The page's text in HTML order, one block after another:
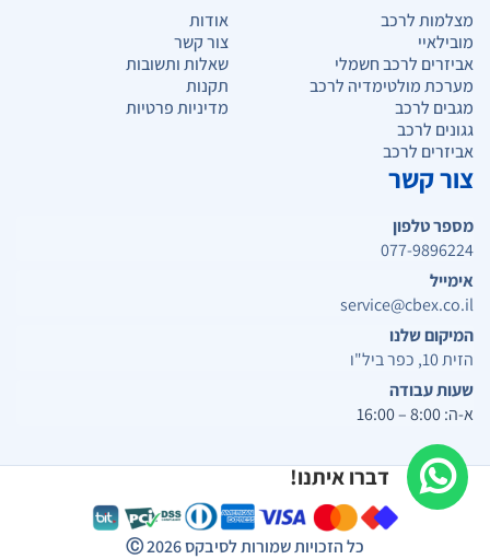
דברו איתנו!
מצלמות לרכב
מובילאיי
אביזרים לרכב חשמלי
מערכת מולטימדיה לרכב
מגבים לרכב
גגונים לרכב
אביזרים לרכב
אודות
צור קשר
שאלות ותשובות
תקנות
מדיניות פרטיות
צור קשר
מספר טלפון
077-9896224
אימייל
service@cbex.co.il
המיקום שלנו
הזית 10, כפר ביל"ו
שעות עבודה
א-ה: 8:00 – 16:00
כל הזכויות שמורות לסיבקס2026
Ⓒ